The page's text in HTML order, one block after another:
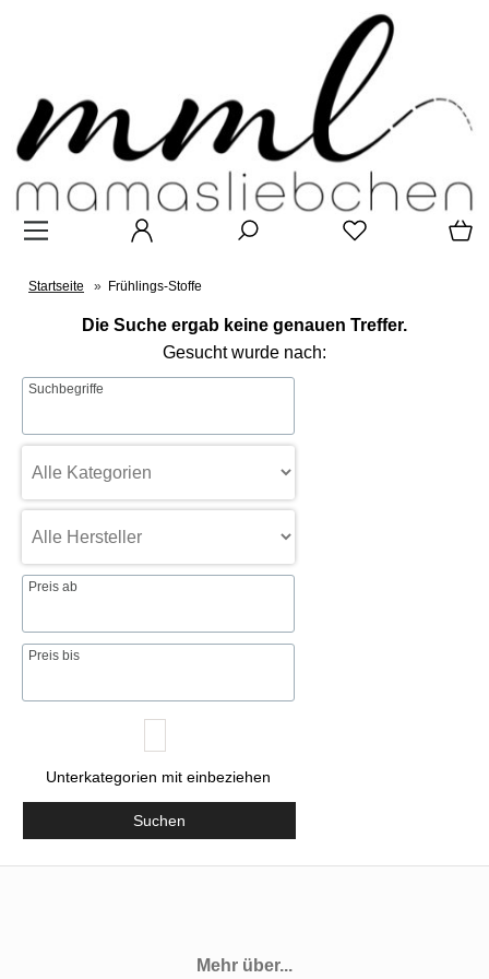
Startseite » Frühlings-Stoffe
Die Suche ergab keine genauen Treffer.
Gesucht wurde nach:
Suchbegriffe
Preis ab
Preis bis
Unterkategorien mit einbeziehen
Suchen
Mehr über...